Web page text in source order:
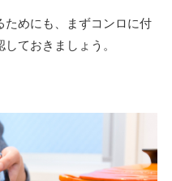
ためにも、まずコンロに付
ておきましょう。